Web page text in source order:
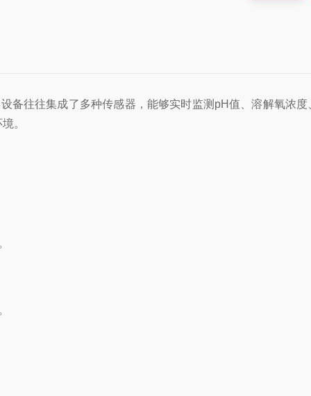
往往集成了多种传感器，能够实时监测pH值、溶解氧浓度
。